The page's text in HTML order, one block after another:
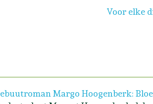
Volgende
Voor elke
Margo Hoogenberk: